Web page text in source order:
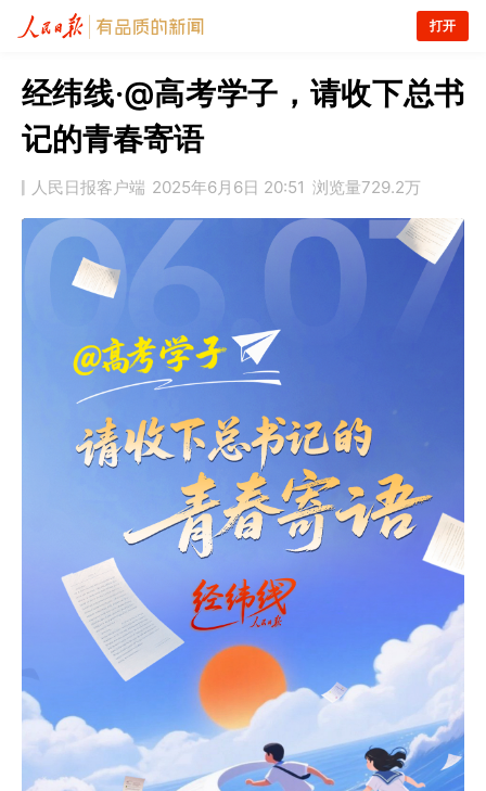
打开
经纬线·@高考学子，请收下总书
记的青春寄语
人民日报客户端 2025年6月6日 20:51 浏览量729.2万